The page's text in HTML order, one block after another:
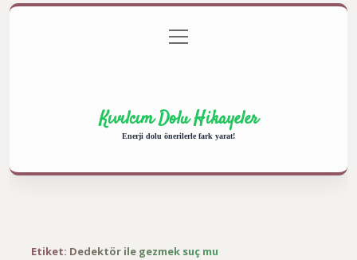
Gizlilik Politikası
menüyü
aç
Kıvılcım Dolu Hikayeler
Enerji dolu önerilerle fark yarat!
Etiket: Dedektör ile gezmek suç mu